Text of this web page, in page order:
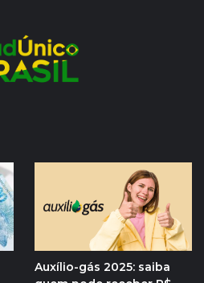
Auxílio-gás 2025: saiba